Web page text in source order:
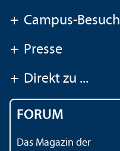
+ Campus-Besuch
+ Presse
+ Direkt zu ...
FORUM
Das Magazin der